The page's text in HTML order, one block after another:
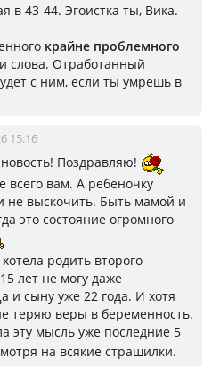
в 43-44. Эгоистка ты, Вика.
крайне проблемного
слова. Отработанный
с ним, если ты умрешь в
15:16
Поздравляю!
всего вам. А ребеночку
не выскочить. Быть мамой и
это состояние огромного
родить второго
лет не могу даже
и сыну уже 22 года. И хотя
теряю веры в беременность.
эту мысль уже последние 5
на всякие страшилки.